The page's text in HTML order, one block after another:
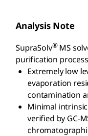
Analysis Note
SupraSolv®MS
purification
Extremely low
evaporation
contamination
Minimal
verified by GC-